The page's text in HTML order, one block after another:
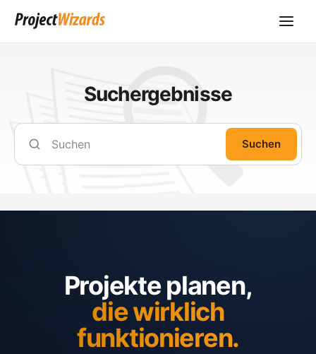
Suchergebnisse
Suchen
Projekte planen,
die wirklich
funktionieren.